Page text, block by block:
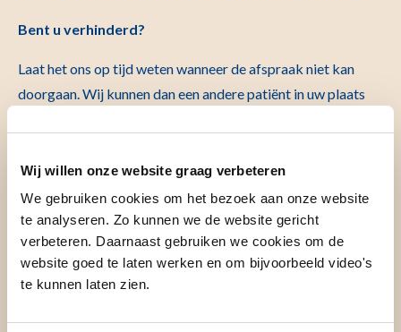
Wij willen onze website graag verbeteren
We gebruiken cookies om het bezoek aan onze website
te analyseren. Zo kunnen we de website gericht
verbeteren. Daarnaast gebruiken we cookies om de
website goed te laten werken en om bijvoorbeeld video's
te kunnen laten zien.
Bent u verhinderd?
Laat het ons op tijd weten wanneer de afspraak niet kan
doorgaan. Wij kunnen dan een andere patiënt in uw plaats
Het onderzoek / de behandeling
Hoe gaat het onderzoek / de
behandeling in zijn werk?